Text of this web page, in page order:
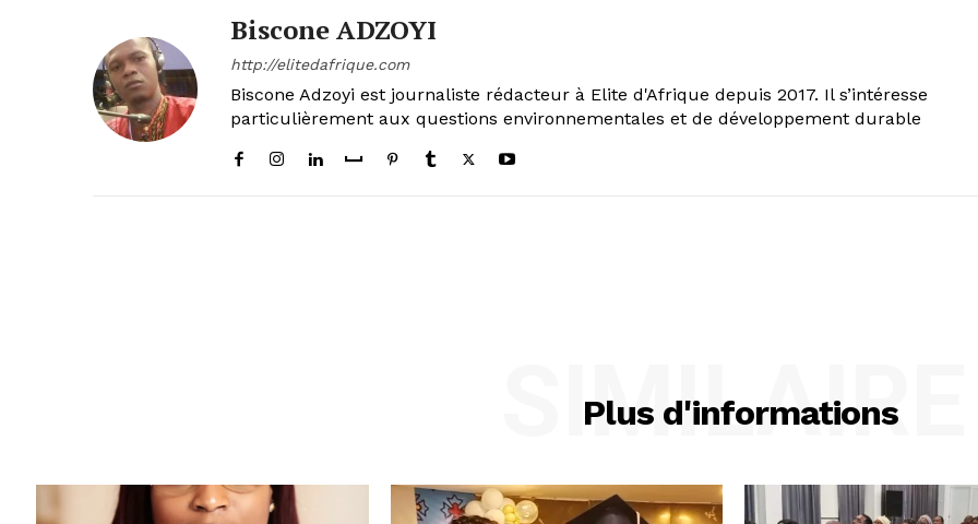
Biscone ADZOYI
http://elitedafrique.com
Biscone Adzoyi est journaliste rédacteur à Elite d'Afrique depuis 2017. Il s’intéresse
particulièrement aux questions environnementales et de développement durable
Plus d'informations
SIMILAIRE